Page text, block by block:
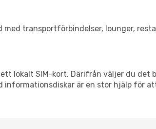
transportförbindelser, lounger,
lokalt SIM-kort. Därifrån väljer du det
är en stor hjälp för